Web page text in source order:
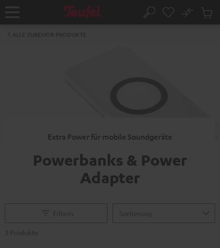
Startseite Suche
No
Extra Power für mobile Soundgeräte
Powerbanks & Power
Adapter